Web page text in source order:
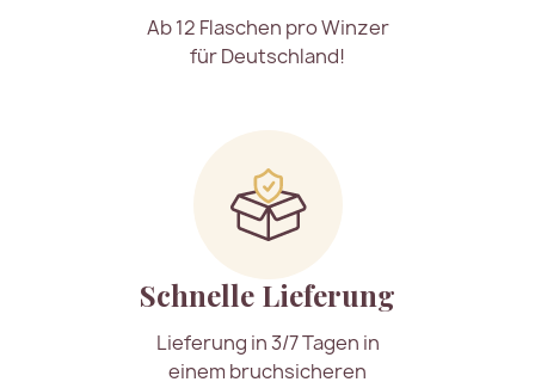
Ab 12 Flaschen pro Winzer
für Deutschland!
Schnelle Lieferung
Lieferung in 3/7 Tagen in
einem bruchsicheren